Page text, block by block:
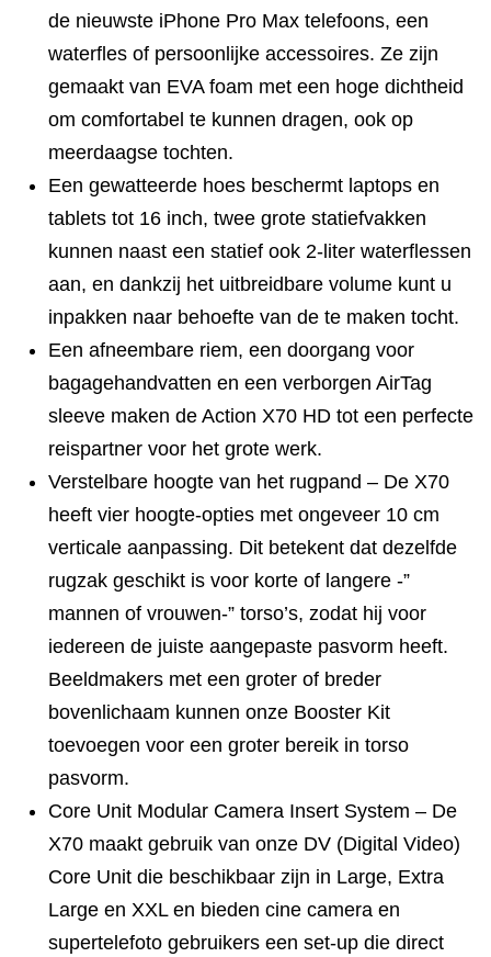
de nieuwste iPhone Pro Max telefoons, een
waterfles of persoonlijke accessoires. Ze zijn
gemaakt van EVA foam met een hoge dichtheid
om comfortabel te kunnen dragen, ook op
meerdaagse tochten.
Een gewatteerde hoes beschermt laptops en
tablets tot 16 inch, twee grote statiefvakken
kunnen naast een statief ook 2-liter waterflessen
aan, en dankzij het uitbreidbare volume kunt u
inpakken naar behoefte van de te maken tocht.
Een afneembare riem, een doorgang voor
bagagehandvatten en een verborgen AirTag
sleeve maken de Action X70 HD tot een perfecte
reispartner voor het grote werk.
Verstelbare hoogte van het rugpand – De X70
heeft vier hoogte-opties met ongeveer 10 cm
verticale aanpassing. Dit betekent dat dezelfde
rugzak geschikt is voor korte of langere -”
mannen of vrouwen-” torso’s, zodat hij voor
iedereen de juiste aangepaste pasvorm heeft.
Beeldmakers met een groter of breder
bovenlichaam kunnen onze Booster Kit
toevoegen voor een groter bereik in torso
pasvorm.
Core Unit Modular Camera Insert System – De
X70 maakt gebruik van onze DV (Digital Video)
Core Unit die beschikbaar zijn in Large, Extra
Large en XXL en bieden cine camera en
supertelefoto gebruikers een set-up die direct